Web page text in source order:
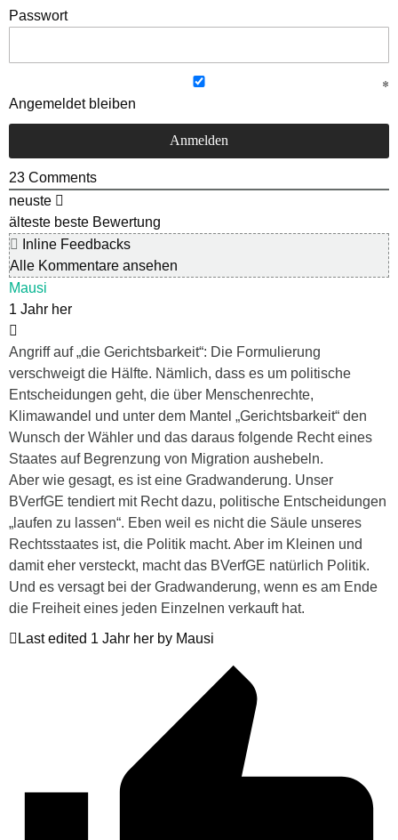
Passwort
Angemeldet bleiben
23 Comments
neuste
älteste beste Bewertung
Inline Feedbacks
Alle Kommentare ansehen
Mausi
1 Jahr her
Angriff auf „die Gerichtsbarkeit“: Die Formulierung
verschweigt die Hälfte. Nämlich, dass es um politische
Entscheidungen geht, die über Menschenrechte,
Klimawandel und unter dem Mantel „Gerichtsbarkeit“ den
Wunsch der Wähler und das daraus folgende Recht eines
Staates auf Begrenzung von Migration aushebeln.
Aber wie gesagt, es ist eine Gradwanderung. Unser
BVerfGE tendiert mit Recht dazu, politische Entscheidungen
„laufen zu lassen“. Eben weil es nicht die Säule unseres
Rechtsstaates ist, die Politik macht. Aber im Kleinen und
damit eher versteckt, macht das BVerfGE natürlich Politik.
Und es versagt bei der Gradwanderung, wenn es am Ende
die Freiheit eines jeden Einzelnen verkauft hat.
Last edited 1 Jahr her by Mausi